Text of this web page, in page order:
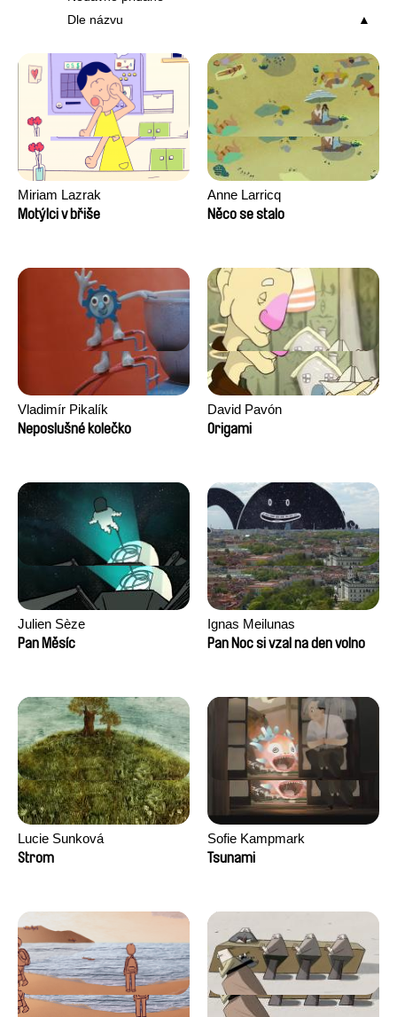
Dle názvu
Miriam Lazrak
Motýlci v břiše
Anne Larricq
Něco se stalo
Vladimír Pikalík
Neposlušné kolečko
David Pavón
Origami
Julien Sèze
Pan Měsíc
Ignas Meilunas
Pan Noc si vzal na den volno
Lucie Sunková
Strom
Sofie Kampmark
Tsunami